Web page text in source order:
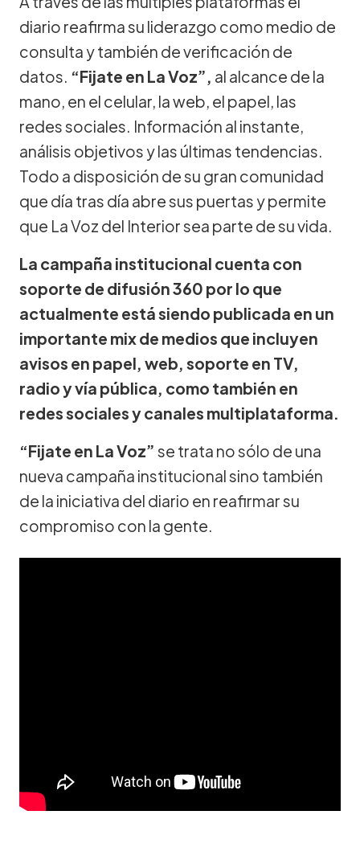
diario reafirma su liderazgo como medio de
consulta y también de verificación de
datos. “Fijate en La Voz”, al alcance de la
mano, en el celular, la web, el papel, las
redes sociales. Información al instante,
análisis objetivos y las últimas tendencias.
Todo a disposición de su gran comunidad
que día tras día abre sus puertas y permite
que La Voz del Interior sea parte de su vida.
La campaña institucional cuenta con
soporte de difusión 360 por lo que
actualmente está siendo publicada en un
importante mix de medios que incluyen
avisos en papel, web, soporte en TV,
radio y vía pública, como también en
redes sociales y canales multiplataforma.
“Fijate en La Voz” se trata no sólo de una
nueva campaña institucional sino también
de la iniciativa del diario en reafirmar su
compromiso con la gente.